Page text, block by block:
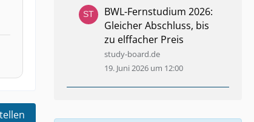
BWL-Fernstudium 2026:
Gleicher Abschluss, bis
zu elffacher Preis
study-board.de
19. Juni 2026 um 12:00